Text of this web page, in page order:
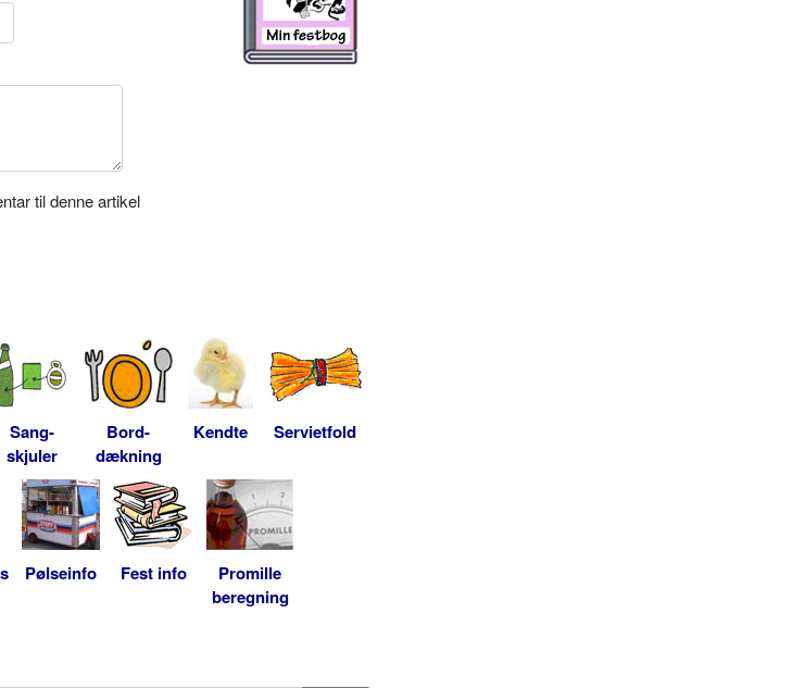
til denne artikel
Sang-
skjuler
Bord-
dækning
Kendte Servietfold
Pølseinfo Fest info
Promille
beregning